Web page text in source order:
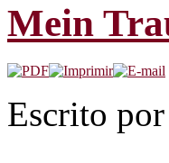
Mein
Escrito